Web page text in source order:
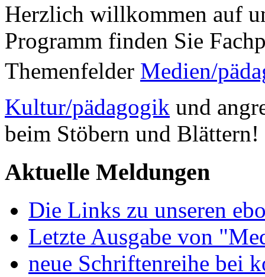
Herzlich willkommen auf
Programm finden Sie
Themenfelder Medien/
Kultur/pädagogik und
beim Stöbern und Blättern!
Aktuelle Meldungen
Die Links zu unseren
Letzte Ausgabe von
neue Schriftenreihe bei